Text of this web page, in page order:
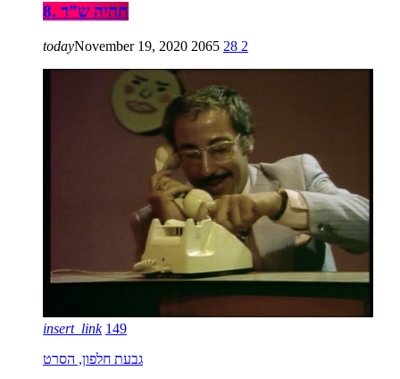
8. תהיה ש”ד
todayNovember 19, 2020 2065 28 2
insert_link 149
גבעת חלפון, הסרט